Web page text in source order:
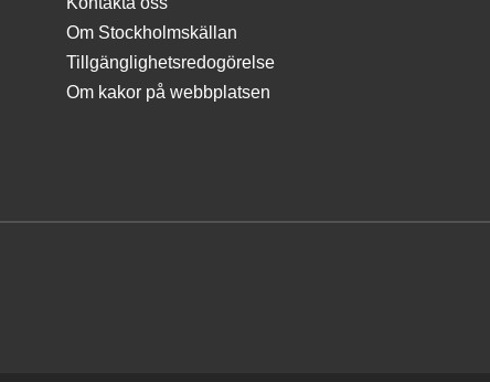
Om Stockholmskällan
Tillgänglighetsredogörelse
Om kakor på webbplatsen